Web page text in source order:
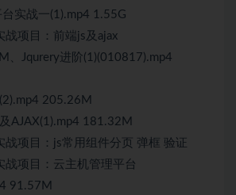
实战一(1).mp4 1.55G
战项目：前端js及ajax
、Jqurery进阶(1)(010817).mp4
205.26M
AJAX(1).mp4 181.32M
战项目：js常用组件分页 弹框 验证
战项目：云主机管理平台
91.57M